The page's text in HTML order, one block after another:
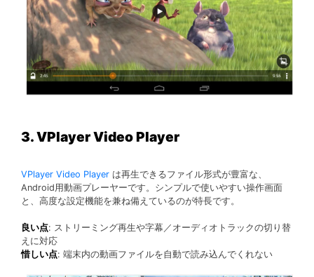
3. VPlayer Video Player
VPlayer Video Player は再生できるファイル形式が豊富な、
Android用動画プレーヤーです。シンプルで使いやすい操作画面
と、高度な設定機能を兼ね備えているのが特長です。
良い点: ストリーミング再生や字幕／オーディオトラックの切り替
えに対応
惜しい点: 端末内の動画ファイルを自動で読み込んでくれない